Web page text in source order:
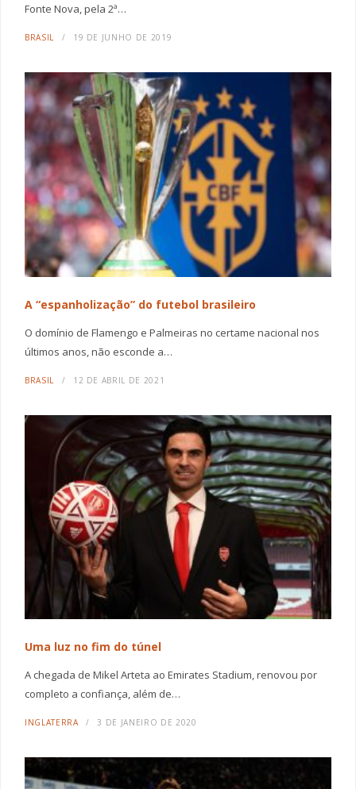
Fonte Nova, pela 2ª…
BRASIL 19 DE JUNHO DE 2019
A “espanholização” do futebol brasileiro
O domínio de Flamengo e Palmeiras no certame nacional nos
últimos anos, não esconde a…
BRASIL 12 DE ABRIL DE 2021
Uma luz no fim do túnel
A chegada de Mikel Arteta ao Emirates Stadium, renovou por
completo a confiança, além de…
INGLATERRA 3 DE JANEIRO DE 2020